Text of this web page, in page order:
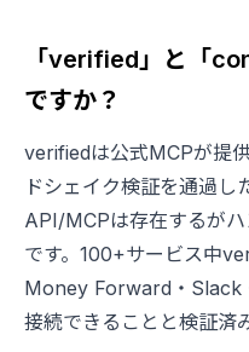
「verified」と「
ですか？
verifiedは公式MCPが提
ドシェイク検証を通過
API/MCPは存在するが
です。100+サービス中
Money Forward・Slack
接続できることと検証済